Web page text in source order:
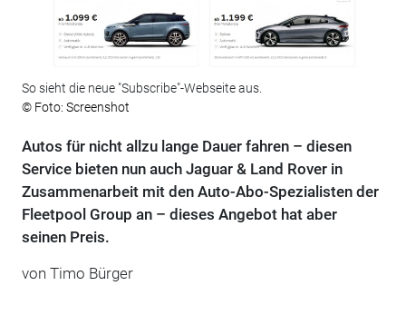
So sieht die neue "Subscribe"-Webseite aus.
© Foto: Screenshot
Autos für nicht allzu lange Dauer fahren – diesen
Service bieten nun auch Jaguar & Land Rover in
Zusammenarbeit mit den Auto-Abo-Spezialisten der
Fleetpool Group an – dieses Angebot hat aber
seinen Preis.
von Timo Bürger